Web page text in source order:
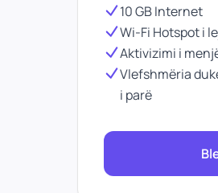
10 GB Internet
Wi-Fi Hotspot i
Aktivizimi i
Vlefshmëria
i parë